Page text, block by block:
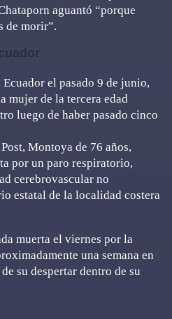
aguantó “porque
de morir”.
el pasado 9 de junio,
mujer de la tercera edad
luego de haber pasado cinco
Montoya de 76 años,
por un paro respiratorio,
cerebrovascular no
estatal de la localidad costera
muerta el viernes por la
una semana en
su despertar dentro de su